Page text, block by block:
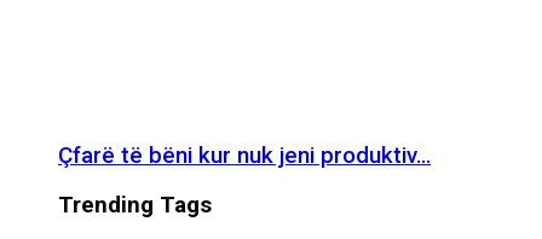
Çfarë të bëni kur nuk jeni produktiv…
Trending Tags